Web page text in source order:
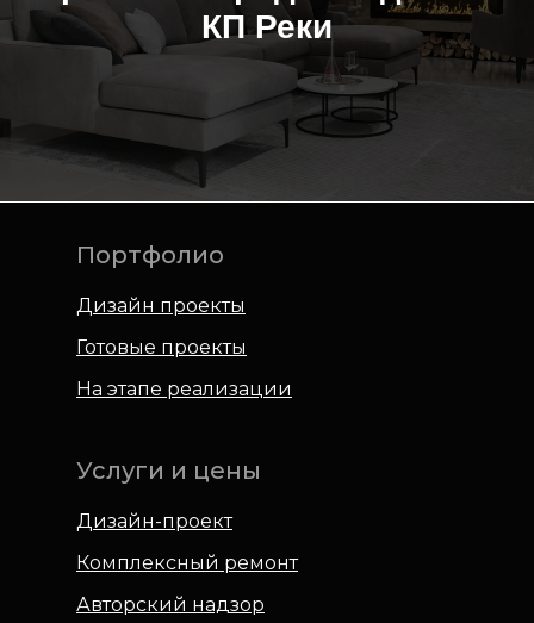
КП Реки
Портфолио
Дизайн проекты
Готовые проекты
На этапе реализации
Услуги и цены
Дизайн-проект
Комплексный ремонт
Авторский надзор